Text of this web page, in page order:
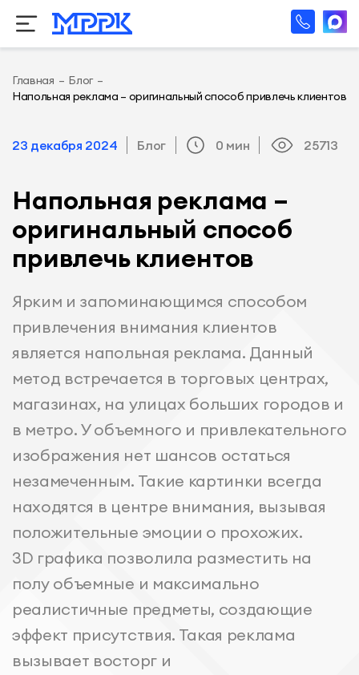
Главная – Блог –
Напольная реклама – оригинальный способ привлечь клиентов
23 декабря 2024 Блог 0 мин 25713
Напольная реклама –
оригинальный способ
привлечь клиентов
Ярким и запоминающимся способом
привлечения внимания клиентов
является напольная реклама. Данный
метод встречается в торговых центрах,
магазинах, на улицах больших городов и
в метро. У объемного и привлекательного
изображения нет шансов остаться
незамеченным. Такие картинки всегда
находятся в центре внимания, вызывая
положительные эмоции о прохожих.
3D графика позволила разместить на
полу объемные и максимально
реалистичные предметы, создающие
эффект присутствия. Такая реклама
вызывает восторг и